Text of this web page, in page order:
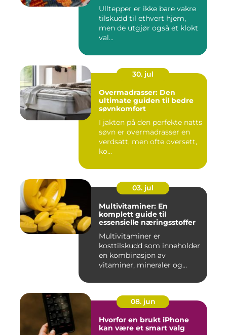
Ulltepper er ikke bare vakre
tilskudd til ethvert hjem,
men de utgjør også et klokt
val...
30. jul
Overmadrasser: Den
ultimate guiden til bedre
søvnkomfort
I jakten på den perfekte natts
søvn er overmadrasser en
verdsatt, men ofte oversett,
ko...
03. jul
Multivitaminer: En
komplett guide til
essensielle næringsstoffer
Multivitaminer er
kosttilskudd som inneholder
en kombinasjon av
vitaminer, mineraler og
08. jun
Hvorfor en brukt iPhone
kan være et smart valg